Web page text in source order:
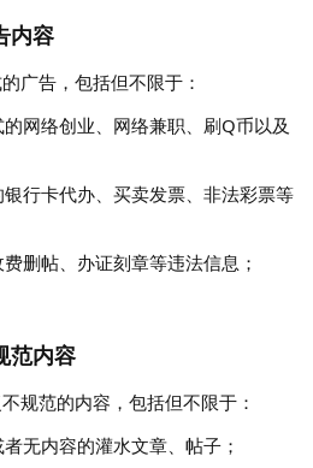
内容
广告，包括但不限于：
网络创业、网络兼职、刷Q币以及
行卡代办、买卖发票、非法彩票等
删帖、办证刻章等违法信息；
范内容
规范的内容，包括但不限于：
无内容的灌水文章、帖子；